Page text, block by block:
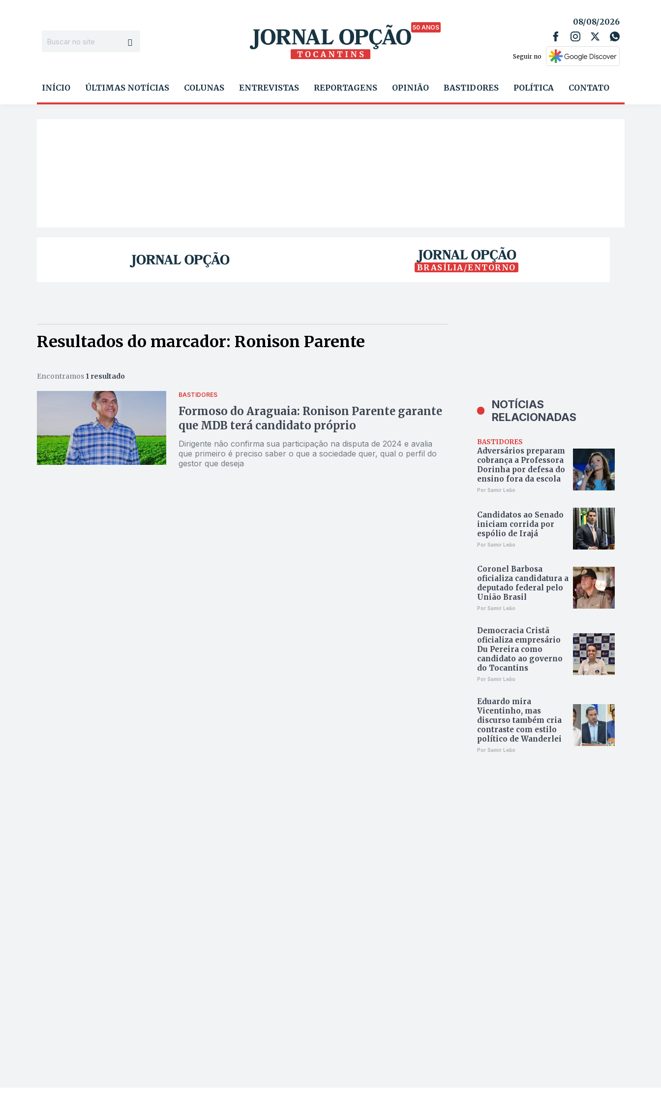
50 ANOS
08/08/2026
Seguir no
INÍCIO ÚLTIMAS NOTÍCIAS COLUNAS ENTREVISTAS REPORTAGENS OPINIÃO BASTIDORES POLÍTICA CONTATO
BRASÍLIA/ENTORNO
Resultados do marcador: Ronison Parente
Encontramos 1 resultado
BASTIDORES
Formoso do Araguaia: Ronison Parente garante
que MDB terá candidato próprio
Dirigente não confirma sua participação na disputa de 2024 e avalia
que primeiro é preciso saber o que a sociedade quer, qual o perfil do
gestor que deseja
NOTÍCIAS
RELACIONADAS
BASTIDORES
Adversários preparam
cobrança a Professora
Dorinha por defesa do
ensino fora da escola
Por Samir Leão
Candidatos ao Senado
iniciam corrida por
espólio de Irajá
Por Samir Leão
Coronel Barbosa
oficializa candidatura a
deputado federal pelo
União Brasil
Por Samir Leão
Democracia Cristã
oficializa empresário
Du Pereira como
candidato ao governo
do Tocantins
Por Samir Leão
Eduardo mira
Vicentinho, mas
discurso também cria
contraste com estilo
político de Wanderlei
Por Samir Leão